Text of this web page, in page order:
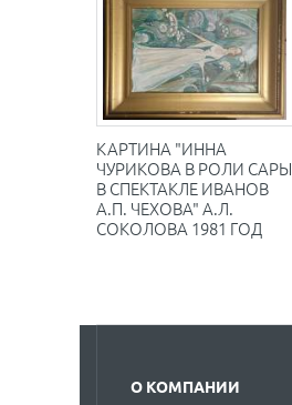
КАРТИНА "ИННА
ЧУРИКОВА В РОЛИ САРЫ
В СПЕКТАКЛЕ ИВАНОВ
А.П. ЧЕХОВА" А.Л.
СОКОЛОВА 1981 ГОД
О КОМПАНИИ